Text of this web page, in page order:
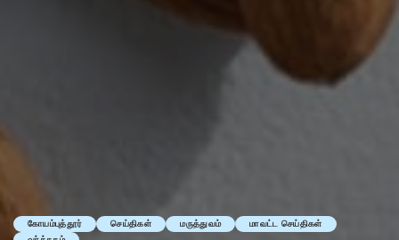
கோயம்புத்தூர் செய்திகள் மருத்துவம்
மாவட்ட செய்திகள்